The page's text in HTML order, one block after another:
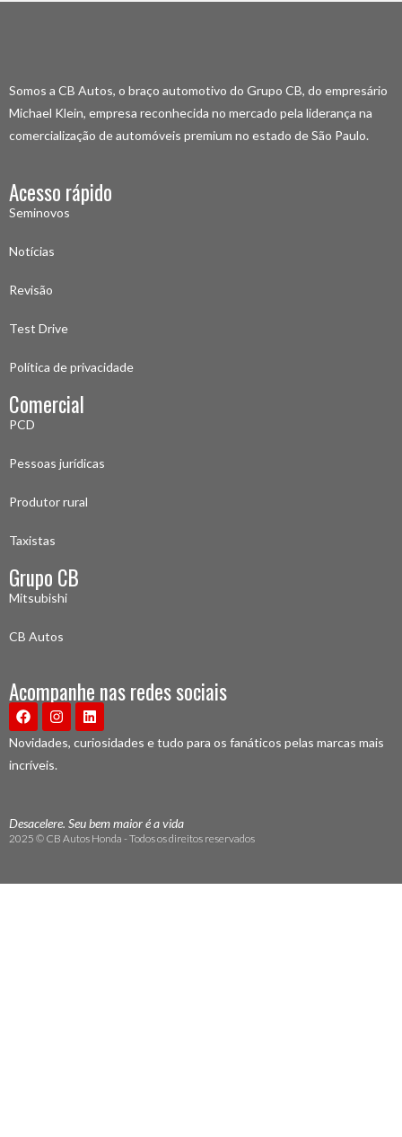
Somos a CB Autos, o braço automotivo do Grupo CB, do empresário
Michael Klein, empresa reconhecida no mercado pela liderança na
comercialização de automóveis premium no estado de São Paulo.
Acesso rápido
Seminovos
Notícias
Revisão
Test Drive
Política de privacidade
Comercial
PCD
Pessoas jurídicas
Produtor rural
Taxistas
Grupo CB
Mitsubishi
CB Autos
Acompanhe nas redes sociais
Novidades, curiosidades e tudo para os fanáticos pelas marcas mais
incríveis.
Desacelere. Seu bem maior é a vida
2025 © CB Autos Honda - Todos os direitos reservados